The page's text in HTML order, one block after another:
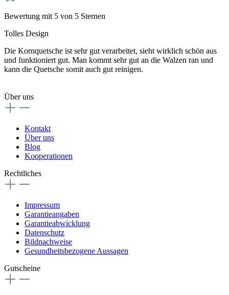
Bewertung mit 5 von 5 Sternen
Tolles Design
Die Kornquetsche ist sehr gut verarbeitet, sieht wirklich schön aus
und funktioniert gut. Man kommt sehr gut an die Walzen ran und
kann die Quetsche somit auch gut reinigen.
Über uns
Kontakt
Über uns
Blog
Kooperationen
Rechtliches
Impressum
Garantieangaben
Garantieabwicklung
Datenschutz
Bildnachweise
Gesundheitsbezogene Aussagen
Gutscheine